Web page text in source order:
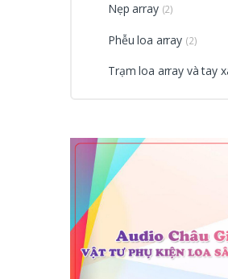
Nẹp array (2)
Phễu loa array (2)
Trạm loa array và tay